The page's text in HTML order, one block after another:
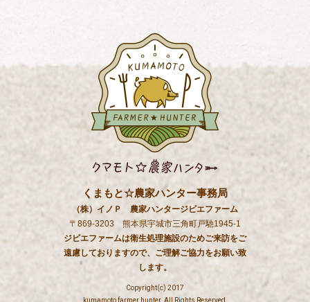
くまもと☆農家ハンター事務局
（株）イノＰ 農家ハンタージビエファーム
〒869-3203 熊本県宇城市三角町戸馳1945-1
ジビエファームは衛生処理施設のためご来訪をご
遠慮しておりますので、ご理解ご協力をお願い致
します。
Copyright(c) 2017